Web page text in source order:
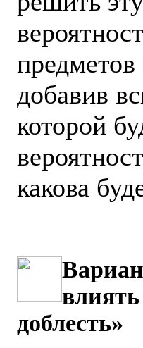
добавив
которой
какова
доблесть»